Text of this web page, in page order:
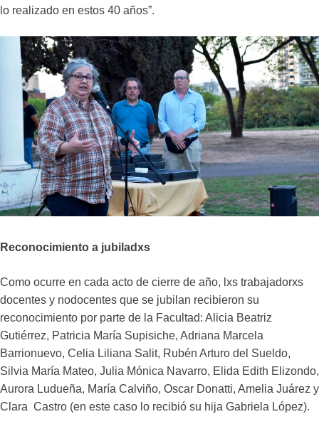
lo realizado en estos 40 años”.
Reconocimiento a jubiladxs
Como ocurre en cada acto de cierre de año, lxs trabajadorxs
docentes y nodocentes que se jubilan recibieron su
reconocimiento por parte de la Facultad: Alicia Beatriz
Gutiérrez, Patricia María Supisiche, Adriana Marcela
Barrionuevo, Celia Liliana Salit, Rubén Arturo del Sueldo,
Silvia María Mateo, Julia Mónica Navarro, Elida Edith Elizondo,
Aurora Ludueña, María Calviño, Oscar Donatti, Amelia Juárez y
Clara Castro (en este caso lo recibió su hija Gabriela López).